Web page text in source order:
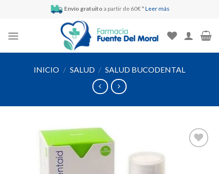
Envío gratuito a partir de 60€ * Leer más
INICIO / SALUD / SALUD BUCODENTAL